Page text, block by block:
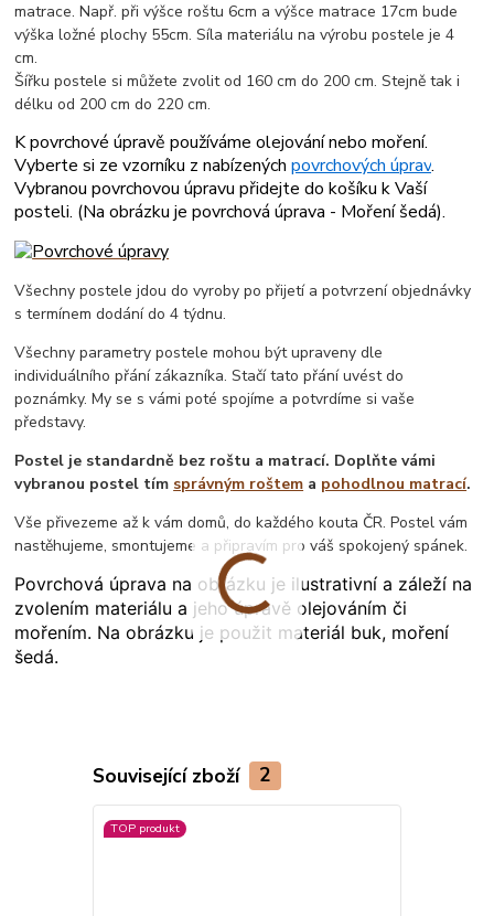
matrace. Např. při výšce roštu 6cm a výšce matrace 17cm bude
výška ložné plochy 55cm. Síla materiálu na výrobu postele je 4
cm.
Šířku postele si můžete zvolit od 160 cm do 200 cm. Stejně tak i
délku od 200 cm do 220 cm.
K povrchové úpravě používáme olejování nebo moření.
Vyberte si ze vzorníku z nabízenýchpovrchových úprav.
Vybranou povrchovou úpravu přidejte do košíku k Vaší
posteli. (Na obrázku je povrchová úprava - Moření šedá).
Všechny postele jdou do vyroby po přijetí a potvrzení objednávky
s termínem dodání do 4 týdnu.
Všechny parametry postele mohou být upraveny dle
individuálního přání zákazníka. Stačí tato přání uvést do
poznámky. My se s vámi poté spojíme a potvrdíme si vaše
představy.
Postel je standardně bez roštu a matrací. Doplňte vámi
vybranou postel tím správným roštem a pohodlnou matrací.
Vše přivezeme až k vám domů, do každého kouta ČR. Postel vám
nastěhujeme, smontujeme a připravím pro váš spokojený spánek.
Povrchová úprava na obrázku je ilustrativní a záleží na
zvolením materiálu a jeho úpravě olejováním či
mořením. Na obrázku je použit materiál buk, moření
šedá.
Související zboží 2
TOP produkt